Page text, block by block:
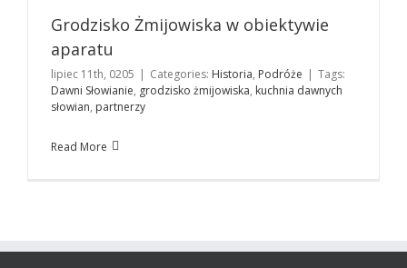
Grodzisko Żmijowiska w obiektywie
aparatu
lipiec 11th, 0205 | Categories: Historia, Podróże | Tags:
Dawni Słowianie, grodzisko żmijowiska, kuchnia dawnych
słowian, partnerzy
Read More